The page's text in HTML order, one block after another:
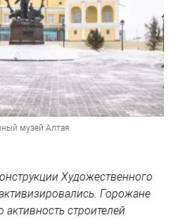
музей Алтая
Художественного
Горожане
строителей